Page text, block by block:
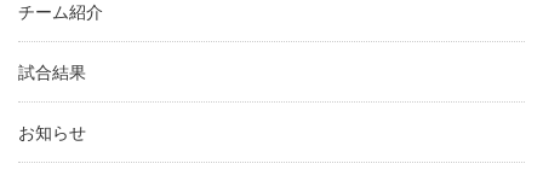
チーム紹介
試合結果
お知らせ